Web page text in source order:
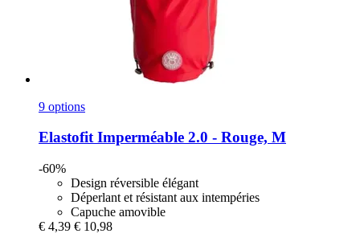
9 options
ElastofitImperméable 2.0 -​ Rouge, M
-60%
Design réversible élégant
Déperlant et résistant aux intempéries
Capuche amovible
€ 4,39 € 10,98